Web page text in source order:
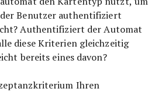
Benutzer authentifiziert
Authentifiziert der Automat
diese Kriterien gleichzeitig
bereits eines davon?
Ihren